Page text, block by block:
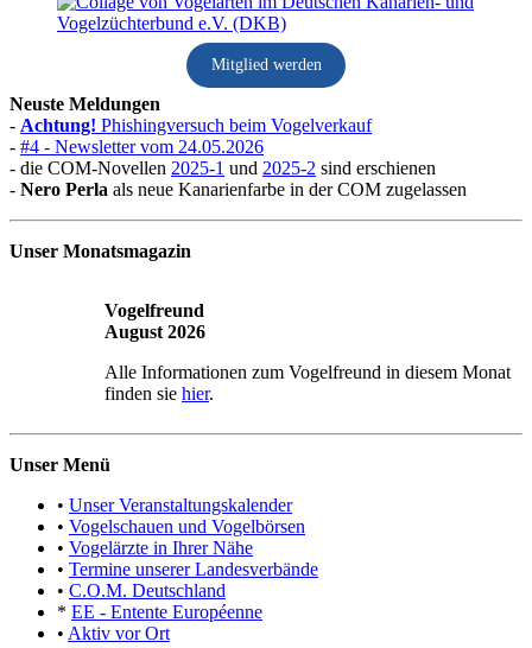
Mitglied werden
Neuste Meldungen
- Achtung! Phishingversuch beim Vogelverkauf
- #4 - Newsletter vom 24.05.2026
- die COM-Novellen 2025-1 und 2025-2 sind erschienen
- Nero Perla als neue Kanarienfarbe in der COM zugelassen
Unser Monatsmagazin
Vogelfreund
August 2026
Alle Informationen zum Vogelfreund in diesem Monat
finden sie hier.
Unser Menü
• Unser Veranstaltungskalender
• Vogelschauen und Vogelbörsen
• Vogelärzte in Ihrer Nähe
• Termine unserer Landesverbände
• C.O.M. Deutschland
* EE - Entente Européenne
• Aktiv vor Ort